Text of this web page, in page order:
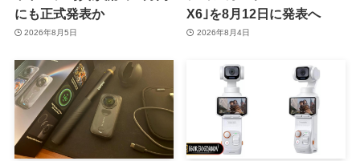
にも正式発表か
2026年8月5日
X6｣を8月12日に発表へ
2026年8月4日